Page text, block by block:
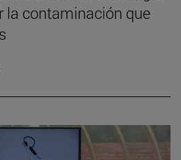
la contaminación que